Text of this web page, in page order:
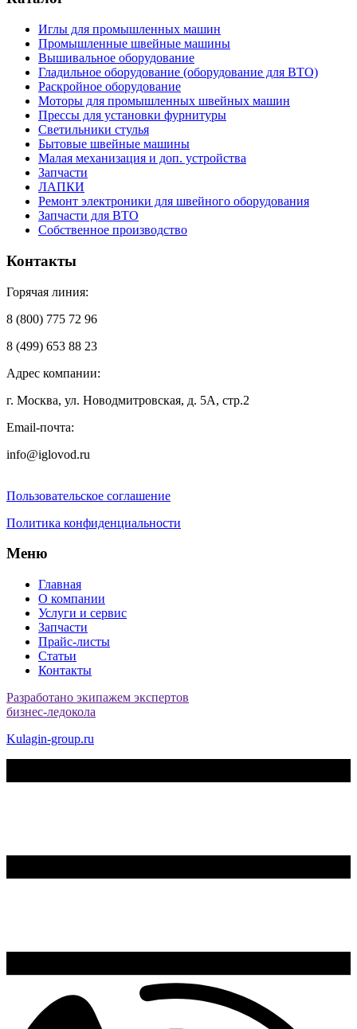
Иглы для промышленных машин
Промышленные швейные машины
Вышивальное оборудование
Гладильное оборудование (оборудование для ВТО)
Раскройное оборудование
Моторы для промышленных швейных машин
Прессы для установки фурнитуры
Светильники стулья
Бытовые швейные машины
Малая механизация и доп. устройства
Запчасти
ЛАПКИ
Ремонт электроники для швейного оборудования
Запчасти для ВТО
Собственное производство
Контакты
Горячая линия:
8 (800) 775 72 96
8 (499) 653 88 23
Адрес компании:
г. Москва, ул. Новодмитровская, д. 5А, стр.2
Email-почта:
info@iglovod.ru
Пользовательское соглашение
Политика конфиденциальности
Меню
Главная
О компании
Услуги и сервис
Запчасти
Прайс-листы
Статьи
Контакты
Разработано экипажем экспертов
бизнес-ледокола
Kulagin-group.ru